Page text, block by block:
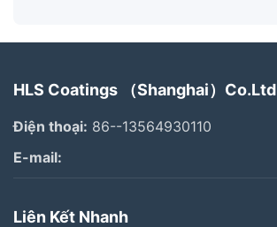
HLS Coatings （Shanghai）Co.Ltd
Điện thoại: 86--13564930110
E-mail:
Liên Kết Nhanh